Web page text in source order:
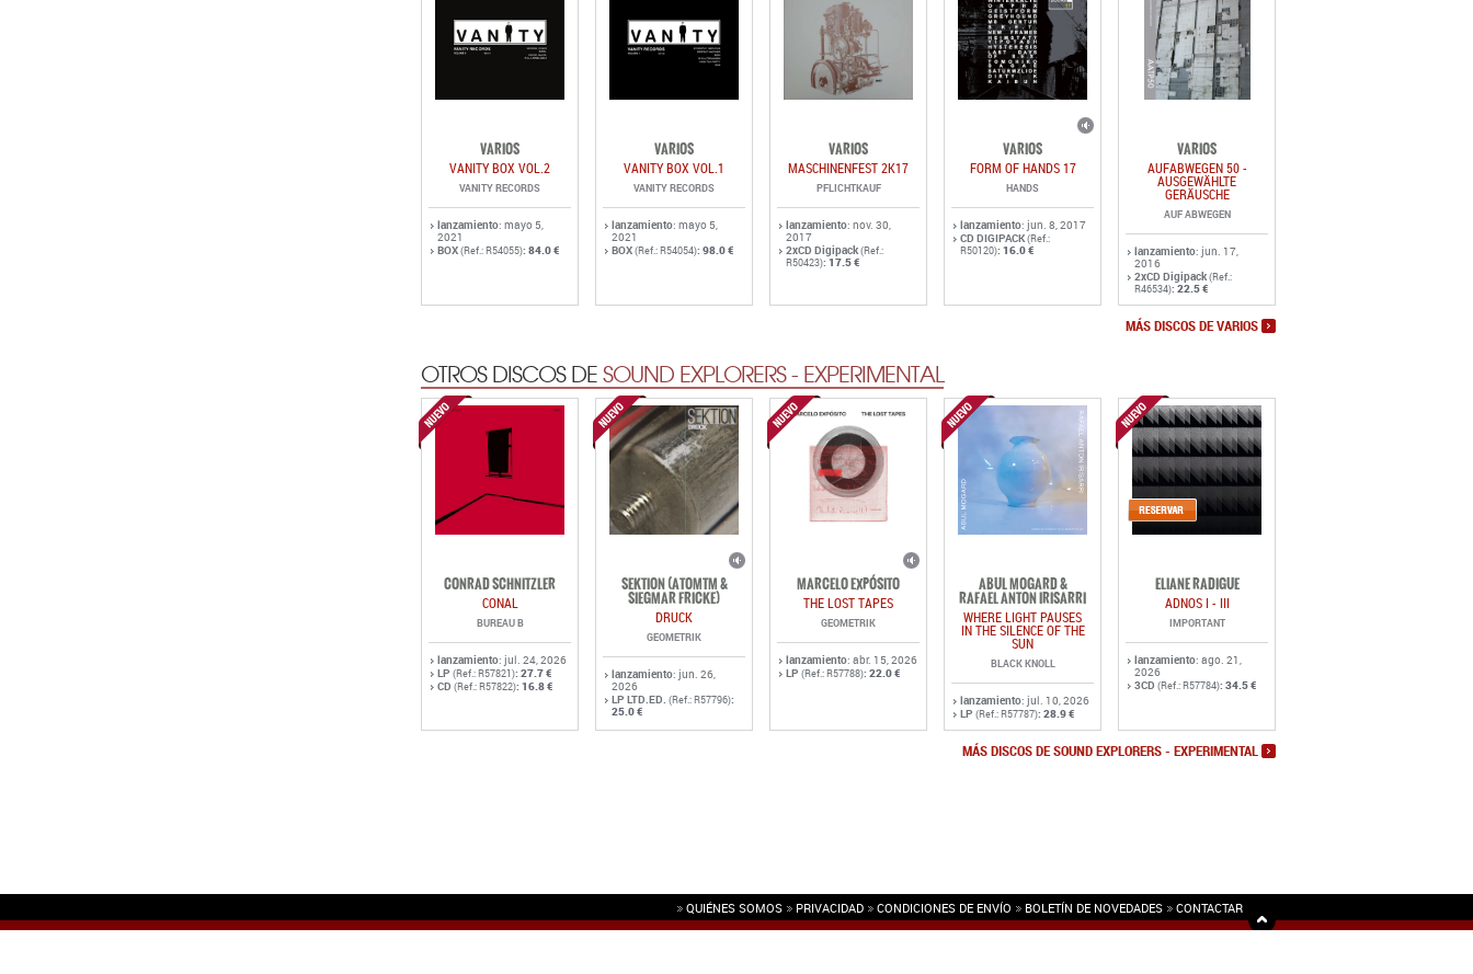
VARIOS
VANITY BOX VOL.2
VANITY RECORDS
lanzamiento: mayo 5,
2021
BOX(Ref.: R54055): 84.0 €
VARIOS
VANITY BOX VOL.1
VANITY RECORDS
lanzamiento: mayo 5,
2021
BOX(Ref.: R54054): 98.0 €
VARIOS
MASCHINENFEST 2K17
PFLICHTKAUF
lanzamiento: nov. 30,
2017
2xCD Digipack(Ref.:
R50423): 17.5 €
VARIOS
FORM OF HANDS 17
HANDS
lanzamiento: jun. 8, 2017
CD DIGIPACK(Ref.:
R50120): 16.0 €
VARIOS
AUFABWEGEN 50 -
AUSGEWÄHLTE
GERÄUSCHE
AUF ABWEGEN
lanzamiento: jun. 17,
2016
2xCD Digipack(Ref.:
R46534): 22.5 €
MÁS DISCOS DE VARIOS
OTROS DISCOS DESOUND EXPLORERS - EXPERIMENTAL
CONRAD SCHNITZLER
CONAL
BUREAU B
lanzamiento: jul. 24, 2026
LP (Ref.: R57821): 27.7 €
CD (Ref.: R57822): 16.8 €
SEKTION (ATOMTM &
SIEGMAR FRICKE)
DRUCK
GEOMETRIK
lanzamiento: jun. 26,
2026
LP LTD.ED. (Ref.: R57796):
25.0 €
MARCELO EXPÓSITO
THE LOST TAPES
GEOMETRIK
lanzamiento: abr. 15, 2026
LP (Ref.: R57788): 22.0 €
ABUL MOGARD &
RAFAEL ANTON IRISARRI
WHERE LIGHT PAUSES
IN THE SILENCE OF THE
SUN
BLACK KNOLL
lanzamiento: jul. 10, 2026
LP (Ref.: R57787): 28.9 €
ELIANE RADIGUE
ADNOS I - III
IMPORTANT
lanzamiento: ago. 21,
2026
3CD (Ref.: R57784): 34.5 €
MÁS DISCOS DE SOUND EXPLORERS - EXPERIMENTAL
QUIÉNES SOMOS PRIVACIDAD CONDICIONES DE ENVÍO BOLETÍN DE NOVEDADES CONTACTAR